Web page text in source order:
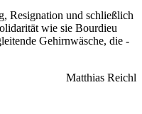
Resignation und schließlich
wie sie Bourdieu
Gehirnwäsche, die -
Matthias Reichl